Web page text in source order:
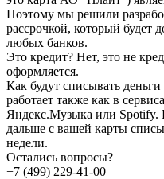
Поэтому мы решили
рассрочкой, который будет
любых банков.
Это кредит? Нет, это не
оформляется.
Как будут списывать деньги
работает также как в
Яндекс.Музыка или Spotify.
дальше с вашей карты
недели.
Остались вопросы?
+7 (499) 229-41-00